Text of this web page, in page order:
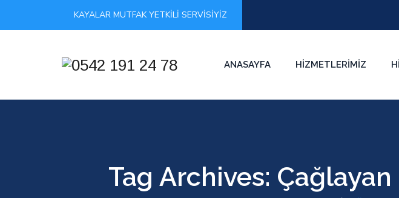
KAYALAR MUTFAK YETKİLİ SERVİSİYİZ
ANASAYFA HIZMETLERIMIZ
Tag Archives: